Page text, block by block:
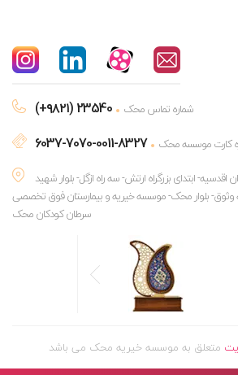
(+۹۸۲۱) 23540 شماره تماس محک
6037-7070-0011-8327
کارت موسسه محک
اقدسیه- ابتدای بزرگراه ارتش- سه راه ازگل- بلوار شهید
وثوق- بلوار محک- موسسه خیریه و بیمارستان فوق تخصصی
سرطان کودکان محک
متعلق به موسسه خیریه محک می باشد